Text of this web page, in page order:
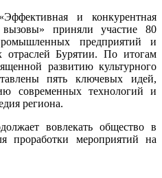
и конкурентная
приняли участие 80
предприятий и
отраслей Бурятии. По итогам
развитию культурного
пять ключевых идей,
современных технологий и
региона.
вовлекать общество в
проработки мероприятий на